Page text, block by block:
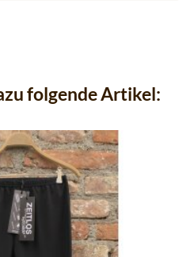
folgende Artikel: